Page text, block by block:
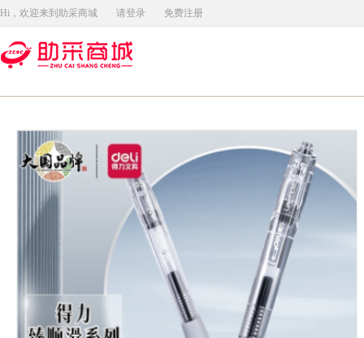
Hi，欢迎来到助采商城 请登录 免费注册